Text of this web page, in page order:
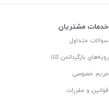
خدمات مشتریان
سوالات متداول
رویه‌های بازگرداندن کالا
حریم خصوصی
قوانین و مقررات